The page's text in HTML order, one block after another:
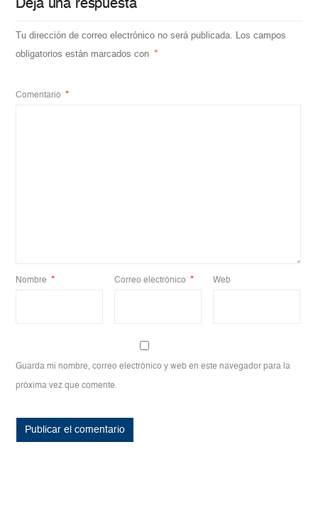
Deja una respuesta
Tu dirección de correo electrónico no será publicada. Los campos
obligatorios están marcados con *
Comentario *
Nombre * Correo electrónico * Web
Guarda mi nombre, correo electrónico y web en este navegador para la
próxima vez que comente.